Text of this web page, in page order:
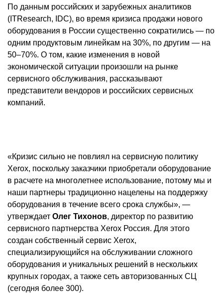
По данным российских и зарубежных аналитиков
(ITResearch, IDC), во время кризиса продажи нового
оборудования в России существенно сократились — по
одним продуктовым линейкам на 30%, по другим — на
50–70%. О том, какие изменения в новой
экономической ситуации произошли на рынке
сервисного обслуживания, рассказывают
представители вендоров и российских сервисных
компаний.
«Кризис сильно не повлиял на сервисную политику
Xerox, поскольку заказчики приобретали оборудование
в расчете на многолетнее использование, потому мы и
наши партнеры традиционно нацелены на поддержку
оборудования в течение всего срока службы», —
утверждает Олег Тихонов, директор по развитию
сервисного партнерства Xerox Россия. Для этого
создан собственный сервис Xerox,
специализирующийся на обслуживании сложного
оборудования и уникальных решений в нескольких
крупных городах, а также сеть авторизованных СЦ
(сегодня более 300).